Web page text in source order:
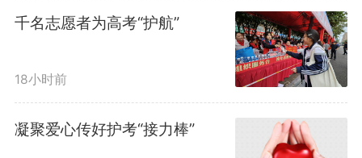
金黄的向日葵与考生击掌，花盘在
阳光下熠熠生辉，映衬着少年们朝
气蓬勃的脸庞。
千名志愿者为高考“护航”
18小时前
凝聚爱心传好护考“接力棒”